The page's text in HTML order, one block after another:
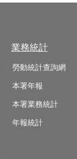
業務統計
勞動統計查詢網
本署年報
本署業務統計
年報統計